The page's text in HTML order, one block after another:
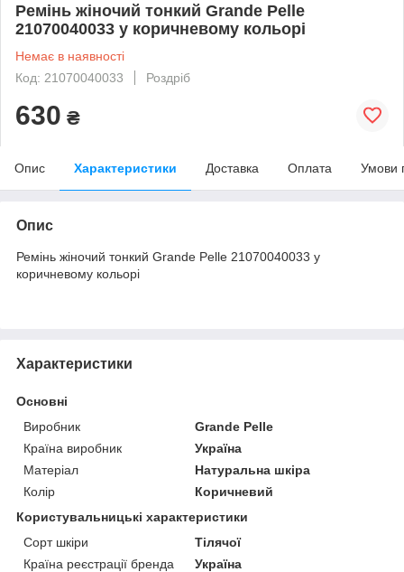
Ремінь жіночий тонкий Grande Pelle
21070040033 у коричневому кольорі
Немає в наявності
Код: 21070040033
Роздріб
630 ₴
Опис Характеристики Доставка Оплата Умови
Опис
Ремінь жіночий тонкий Grande Pelle 21070040033 у
коричневому кольорі
Характеристики
Основні
Виробник
Grande Pelle
Країна виробник
Україна
Матеріал
Натуральна шкіра
Колір
Коричневий
Користувальницькі характеристики
Сорт шкіри
Тілячої
Країна реєстрації бренда
Україна